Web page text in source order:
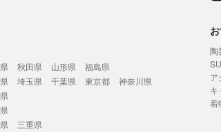
秋田県 山形県
福島県
埼玉県 千葉県 東京都
神奈川県
三重県
陶
ア
キ
着